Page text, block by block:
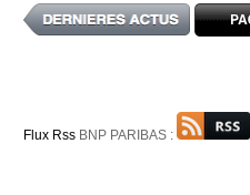
Flux Rss BNP PARIBAS :